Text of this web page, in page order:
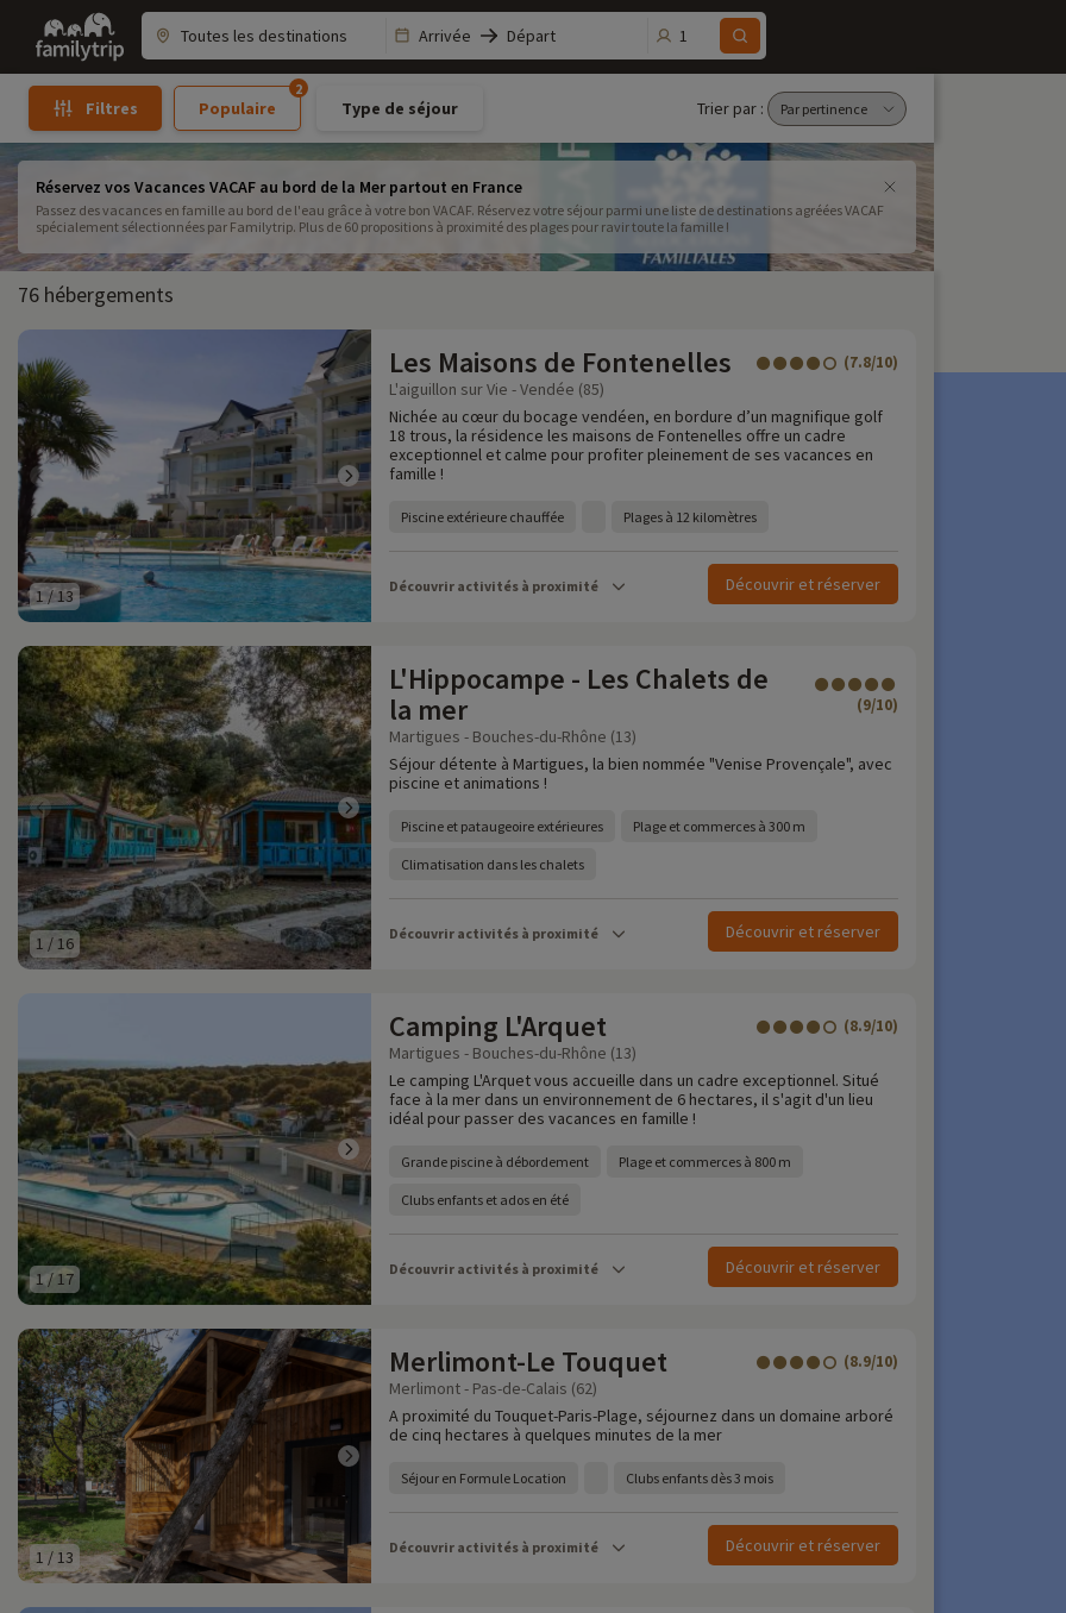
Family
trip
Arrivée Départ 1
Filtres Populaire
2
Type de séjour Trier par :
Réservez vos Vacances VACAF au bord de la Mer partout en France
Passez des vacances en famille au bord de l'eau grâce à votre bon VACAF. Réservez votre séjour parmi une liste de destinations agréées VACAF
spécialement sélectionnées par Familytrip. Plus de 60 propositions à proximité des plages pour ravir toute la famille !
76 hébergements
1/13
Les Maisons de Fontenelles (7.8/10)
L'aiguillon sur Vie - Vendée (85)
Nichée au cœur du bocage vendéen, en bordure d’un magnifique golf
18 trous, la résidence les maisons de Fontenelles offre un cadre
exceptionnel et calme pour profiter pleinement de ses vacances en
famille !
Piscine extérieure chauffée Plages à 12 kilomètres
Découvrir activités à proximité Découvrir et réserver
1 / 16
L'Hippocampe - Les Chalets de
la mer
(9/10)
Martigues - Bouches-du-Rhône (13)
Séjour détente à Martigues, la bien nommée "Venise Provençale", avec
piscine et animations !
Piscine et pataugeoire extérieures Plage et commerces à 300 m
Climatisation dans les chalets
Découvrir activités à proximité Découvrir et réserver
1/17
Camping L'Arquet (8.9/10)
Martigues - Bouches-du-Rhône (13)
Le camping L'Arquet vous accueille dans un cadre exceptionnel. Situé
face à la mer dans un environnement de 6 hectares, il s'agit d'un lieu
idéal pour passer des vacances en famille !
Grande piscine à débordement Plage et commerces à 800 m
Clubs enfants et ados en été
Découvrir activités à proximité Découvrir et réserver
1 / 13
Merlimont-Le Touquet (8.9/10)
Merlimont - Pas-de-Calais (62)
A proximité du Touquet-Paris-Plage, séjournez dans un domaine arboré
de cinq hectares à quelques minutes de la mer
Séjour en Formule Location Clubs enfants dès 3 mois
Découvrir activités à proximité Découvrir et réserver